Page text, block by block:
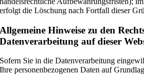
erfolgt die Löschung nach Fortfall dieser
Allgemeine Hinweise zu den
Datenverarbeitung auf dieser
Sofern Sie in die Datenverarbeitung
Ihre personenbezogenen Daten auf